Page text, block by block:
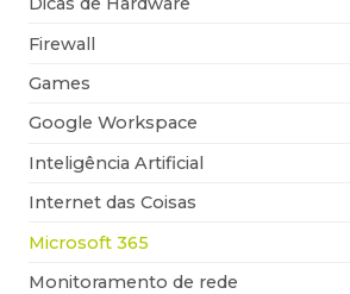
Firewall
Games
Google Workspace
Inteligência Artificial
Internet das Coisas
Microsoft 365
Monitoramento de rede